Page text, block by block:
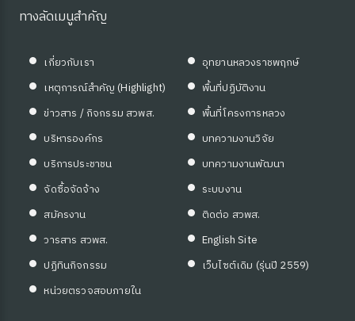
ทางลัดเมนูสำคัญ
เกี่ยวกับเรา
เหตุการณ์สำคัญ (Highlight)
ข่าวสาร / กิจกรรม สวพส.
บริหารองค์กร
บริการประชาชน
จัดซื้อจัดจ้าง
สมัครงาน
วารสาร สวพส.
ปฏิทินกิจกรรม
หน่วยตรวจสอบภายใน
อุทยานหลวงราชพฤกษ์
พื้นที่ปฏิบัติงาน
พื้นที่โครงการหลวง
บทความงานวิจัย
บทความงานพัฒนา
ระบบงาน
ติดต่อ สวพส.
English Site
เว็บไซต์เดิม (รุ่นปี 2559)